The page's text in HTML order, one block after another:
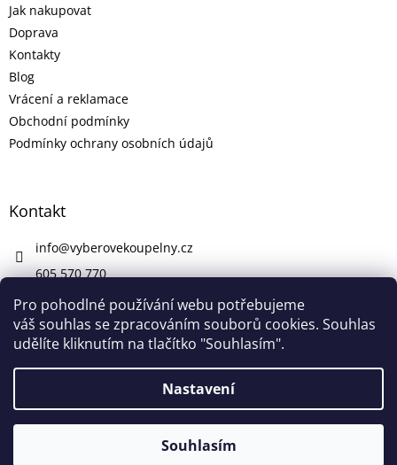
Pro pohodlné používání webu potřebujeme
váš souhlas se zpracováním souborů cookies. Souhlas
udělíte kliknutím na tlačítko "Souhlasím".
Nastavení
Souhlasím
V pátek 7. 8. máme firemní dovolenou. V případě potřeby nám
napište na info@vyberovekoupelny.cz. Všechny požadavky
Jak nakupovat
Doprava
Kontakty
Blog
Vrácení a reklamace
Obchodní podmínky
Podmínky ochrany osobních údajů
Kontakt
info@vyberovekoupelny.cz
605 570 770
https://www.facebook.com/vyberovekoupelny/
Copyright 2026Výběrové Koupelny. Všechna práva
vyhrazena.